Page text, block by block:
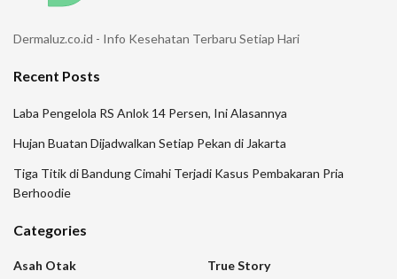
Dermaluz.co.id - Info Kesehatan Terbaru Setiap Hari
Recent Posts
Laba Pengelola RS Anlok 14 Persen, Ini Alasannya
Hujan Buatan Dijadwalkan Setiap Pekan di Jakarta
Tiga Titik di Bandung Cimahi Terjadi Kasus Pembakaran Pria
Berhoodie
Categories
Asah Otak True Story